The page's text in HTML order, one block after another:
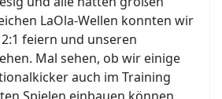
LaOla-Wellen konnten wir
feiern und unseren
Mal sehen, ob wir einige
auch im Training